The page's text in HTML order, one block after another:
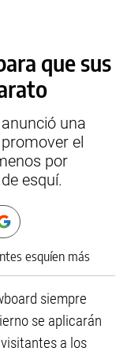
que sus
una
el
por
esquí.
siempre
se aplicarán
a los